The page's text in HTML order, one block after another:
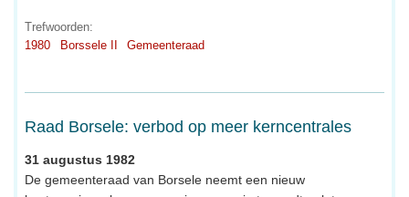
Trefwoorden:
1980
Borssele II Gemeenteraad
Raad Borsele: verbod op meer kerncentrales
31 augustus 1982
De gemeenteraad van Borsele neemt een nieuw